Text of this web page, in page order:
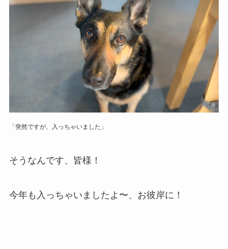
「突然ですが、入っちゃいました」
そうなんです、皆様！
今年も入っちゃいましたよ〜、お彼岸に！